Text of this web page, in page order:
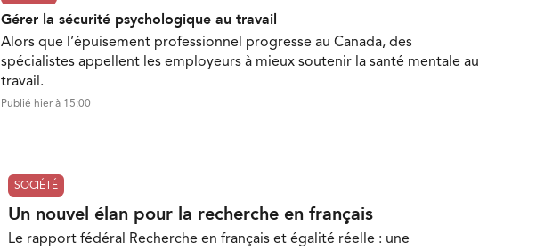
Gérer la sécurité psychologique au travail
Alors que l’épuisement professionnel progresse au Canada, des
spécialistes appellent les employeurs à mieux soutenir la santé mentale au
travail.
Publié hier à 15:00
SOCIÉTÉ
Un nouvel élan pour la recherche en français
Le rapport fédéral Recherche en français et égalité réelle : une